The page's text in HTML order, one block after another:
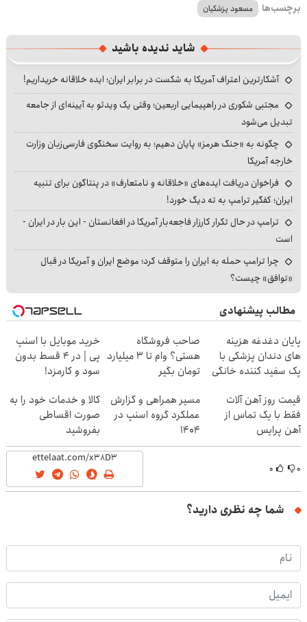
برچسب‌ها مسعود پزشکیان
شاید ندیده باشید
آشکارترین اعتراف آمریکا به شکست در برابر ایران؛ ایده خلاقانه خریداریم!
مجتبی شکوری در راهپیمایی اربعین؛ وقتی یک ویدئو به آیینه‌ای از جامعه
تبدیل می‌شود
چگونه به «جنگ هرمز» پایان دهیم؛ به روایت سخنگوی فارسی‌زبان وزارت
خارجه آمریکا
فراخوان دریافت ایده‌های «خلاقانه و نامتعارف» در پنتاگون برای تنبیه
ایران؛ کفگیر ترامپ به ته دیگ خورد!
ترامپ در حال تکرار کارزار فاجعه‌بار آمریکا در افغانستان - این بار در ایران -
است
چرا ترامپ حمله به ایران را متوقف کرد؛ موضع ایران و آمریکا در قبال
«توافق» چیست؟
مطالب پیشنهادی
پایان دغدغه هزینه
های دندان پزشکی با
پک سفید کننده خانگی
صاحب فروشگاه
هستی؟ وام تا ۳ میلیارد
تومان بگیر
خرید موبایل با اسنپ
پی | در ۴ قسط بدون
سود و کارمزد!
قیمت روز آهن آلات
فقط با یک تماس از
آهن پرایس
مسیر همراهی و گزارش
عملکرد گروه اسنپ در
۱۴۰۴
کالا و خدمات خود را به
صورت اقساطی
بفروشید
۰ ۰
شما چه نظری دارید؟